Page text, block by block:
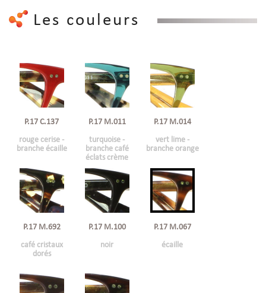
Les couleurs
P.17 C.137
rouge cerise -
branche écaille
P.17 M.011
turquoise -
branche café
éclats crème
P.17 M.014
vert lime -
branche orange
P.17 M.692
café cristaux
dorés
P.17 M.100
noir
P.17 M.067
écaille